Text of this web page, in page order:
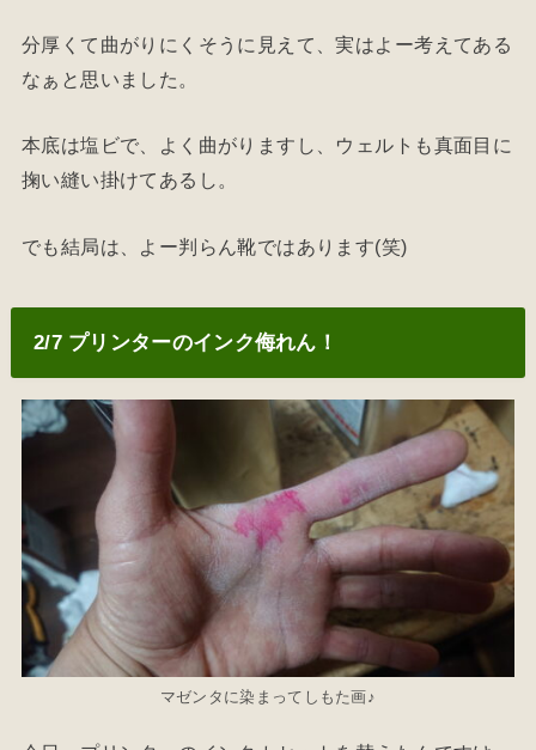
分厚くて曲がりにくそうに見えて、実はよー考えてある
なぁと思いました。
本底は塩ビで、よく曲がりますし、ウェルトも真面目に
掬い縫い掛けてあるし。
でも結局は、よー判らん靴ではあります(笑)
2/7 プリンターのインク侮れん！
マゼンタに染まってしもた画♪